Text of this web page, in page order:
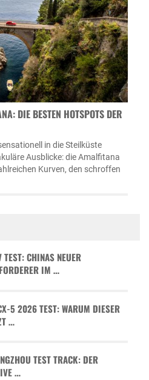
DIE BESTEN HOTSPOTS DER A
in die Steilküste
Ausblicke: die Amalfitana
Kurven, den schroffen
TEST: CHINAS NEUER
IM …
5 2026 TEST: WARUM DIESER
…
TEST TRACK: DER
…